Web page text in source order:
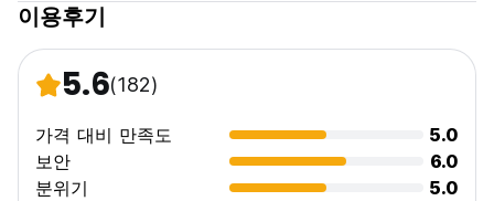
18세 미만의 고객은 받지 않습니다.
language)
이용후기
5.6(182)
가격 대비 만족도
5.0
보안
6.0
분위기
5.0